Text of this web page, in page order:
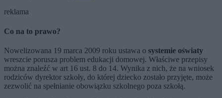
reklama
Co na to prawo?
Nowelizowana 19 marca 2009 roku ustawa o systemie oświaty
wreszcie porusza problem edukacji domowej. Właściwe przepisy
można znaleźć w art 16 ust. 8 do 14. Wynika z nich, że na wniosek
rodziców dyrektor szkoły, do której dziecko zostało przyjęte, może
zezwolić na spełnianie obowiązku szkolnego poza szkołą.